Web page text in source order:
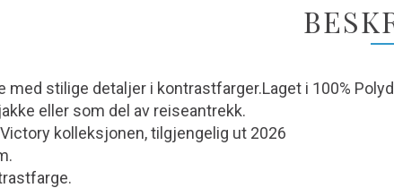
med stilige detaljer i kontrastfarger.Laget i 100%
eller som del av reiseantrekk.
kolleksjonen, tilgjengelig ut 2026